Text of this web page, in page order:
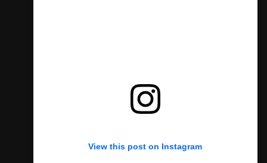
View this post on Instagram